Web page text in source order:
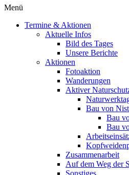
Menü
Termine & Aktionen
Aktuelle Infos
Bild des Tages
Unsere Berichte
Aktionen
Fotoaktion
Wanderungen
Aktiver
Bau von
Bau
Bau
Zusammenarbeit
Auf dem Weg der
Sonstiges